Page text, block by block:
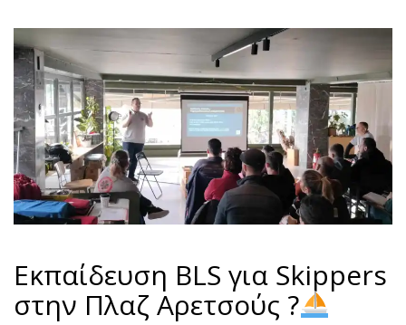
Εκπαίδευση BLS για Skippers
στην Πλαζ Αρετσούς ?